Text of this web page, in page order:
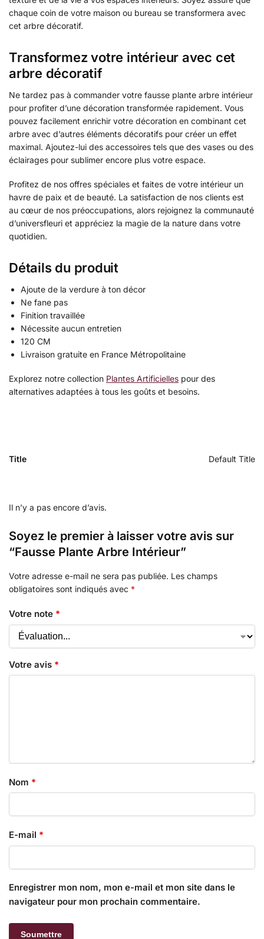
chaque coin de votre maison ou bureau se transformera avec
cet arbre décoratif.
Transformez votre intérieur avec cet
arbre décoratif
Ne tardez pas à commander votre fausse plante arbre intérieur
pour profiter d’une décoration transformée rapidement. Vous
pouvez facilement enrichir votre décoration en combinant cet
arbre avec d’autres éléments décoratifs pour créer un effet
maximal. Ajoutez-lui des accessoires tels que des vases ou des
éclairages pour sublimer encore plus votre espace.
Profitez de nos offres spéciales et faites de votre intérieur un
havre de paix et de beauté. La satisfaction de nos clients est
au cœur de nos préoccupations, alors rejoignez la communauté
d’universfleuri et appréciez la magie de la nature dans votre
quotidien.
Détails du produit
Ajoute de la verdure à ton décor
Ne fane pas
Finition travaillée
Nécessite aucun entretien
120 CM
Livraison gratuite en France Métropolitaine
Explorez notre collection Plantes Artificielles pour des
alternatives adaptées à tous les goûts et besoins.
Title Default Title
Il n’y a pas encore d’avis.
Soyez le premier à laisser votre avis sur
“Fausse Plante Arbre Intérieur”
Votre adresse e-mail ne sera pas publiée. Les champs
obligatoires sont indiqués avec *
Votre note *
Votre avis *
Nom *
E-mail *
Enregistrer mon nom, mon e-mail et mon site dans le
navigateur pour mon prochain commentaire.